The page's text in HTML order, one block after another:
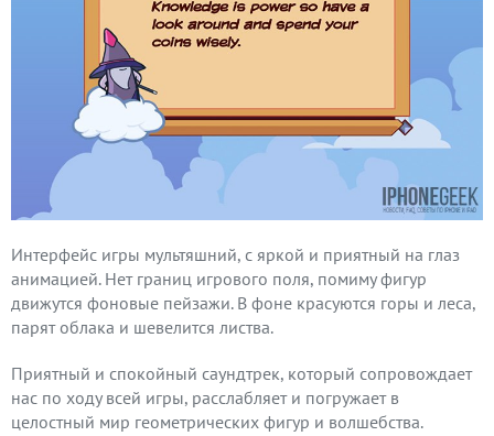
Интерфейс игры мультяшний, с яркой и приятный на глаз
анимацией. Нет границ игрового поля, помиму фигур
движутся фоновые пейзажи. В фоне красуются горы и леса,
парят облака и шевелится листва.
Приятный и спокойный саундтрек, который сопровождает
нас по ходу всей игры, расслабляет и погружает в
целостный мир геометрических фигур и волшебства.